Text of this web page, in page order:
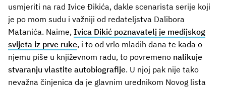
usmjeriti na rad Ivice Đikića, dakle scenarista serije koji
je po mom sudu i važniji od redateljstva Dalibora
Matanića. Naime, Ivica Đikić poznavatelj je medijskog
svijeta iz prve ruke, i to od vrlo mladih dana te kada o
njemu piše u književnom radu, to povremeno nalikuje
stvaranju vlastite autobiografije. U njoj pak nije tako
nevažna činjenica da je glavnim urednikom Novog lista